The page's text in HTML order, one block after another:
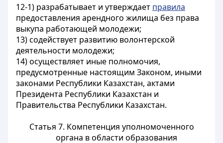
12-1) разрабатывает и утверждает правила
предоставления арендного жилища без права
выкупа работающей молодежи;
13) содействует развитию волонтерской
деятельности молодежи;
14) осуществляет иные полномочия,
предусмотренные настоящим Законом, иными
законами Республики Казахстан, актами
Президента Республики Казахстан и
Правительства Республики Казахстан.
Статья 7. Компетенция уполномоченного
органа в области образования